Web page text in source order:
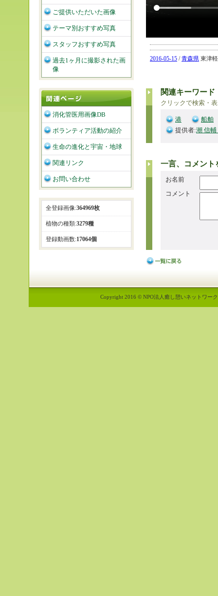
2016-05-15 /青森県 東津
関連キーワード
クリックで検索・
港
船舶
提供者:潮 信
一言、コメント
お名前
コメント
ご提供いただいた画像
テーマ別おすすめ写真
スタッフおすすめ写真
過去1ヶ月に撮影された画
像
消化管医用画像DB
ボランティア活動の紹介
生命の進化と宇宙・地球
関連リンク
お問い合わせ
全登録画像:364969枚
植物の種類:3279種
登録動画数:17064個
Copyright 2016 © NPO法人癒し憩いネットワー